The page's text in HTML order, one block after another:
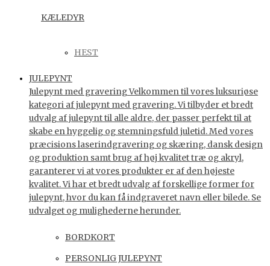
KÆLEDYR
HEST
JULEPYNT
Julepynt med gravering Velkommen til vores luksuriøse
kategori af julepynt med gravering. Vi tilbyder et bredt
udvalg af julepynt til alle aldre, der passer perfekt til at
skabe en hyggelig og stemningsfuld juletid. Med vores
præcisions laserindgravering og skæring, dansk design
og produktion samt brug af høj kvalitet træ og akryl,
garanterer vi at vores produkter er af den højeste
kvalitet. Vi har et bredt udvalg af forskellige former for
julepynt, hvor du kan få indgraveret navn eller bilede. Se
udvalget og mulighederne herunder.
BORDKORT
PERSONLIG JULEPYNT